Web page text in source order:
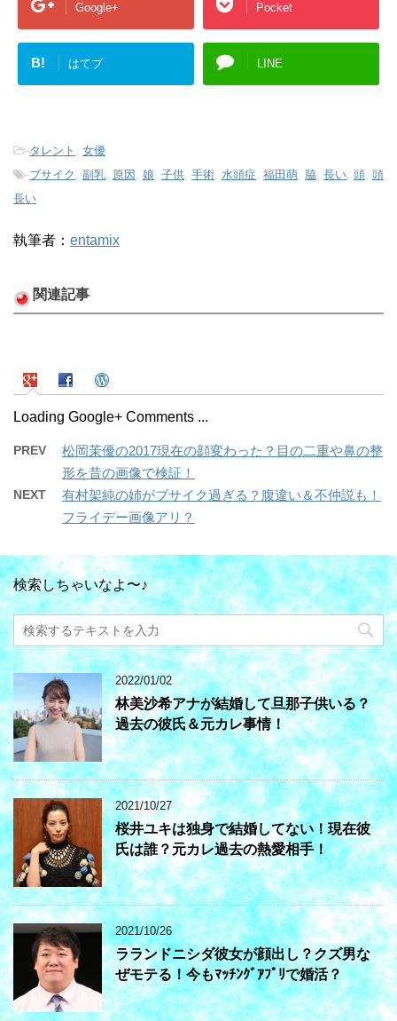
Google+ Pocket
B! はてブ LINE
-タレント
女優
-ブサイク 副乳 原因 娘 子供 手術 水頭症 福田萌 脇 長い 頭 頭
長い
執筆者： entamix
関連記事
Loading Google+ Comments ...
PREV
松岡茉優の2017現在の顔変わった？目の二重や鼻の整
形を昔の画像で検証！
NEXT
有村架純の姉がブサイク過ぎる？腹違い＆不仲説も！
フライデー画像アリ？
検索しちゃいなよ〜♪
2022/01/02
林美沙希アナが結婚して旦那子供いる？
過去の彼氏＆元カレ事情！
2021/10/27
桜井ユキは独身で結婚してない！現在彼
氏は誰？元カレ過去の熱愛相手！
2021/10/26
ラランドニシダ彼女が顔出し？クズ男な
ぜモテる！今もﾏｯﾁﾝｸﾞｱﾌﾟﾘで婚活？